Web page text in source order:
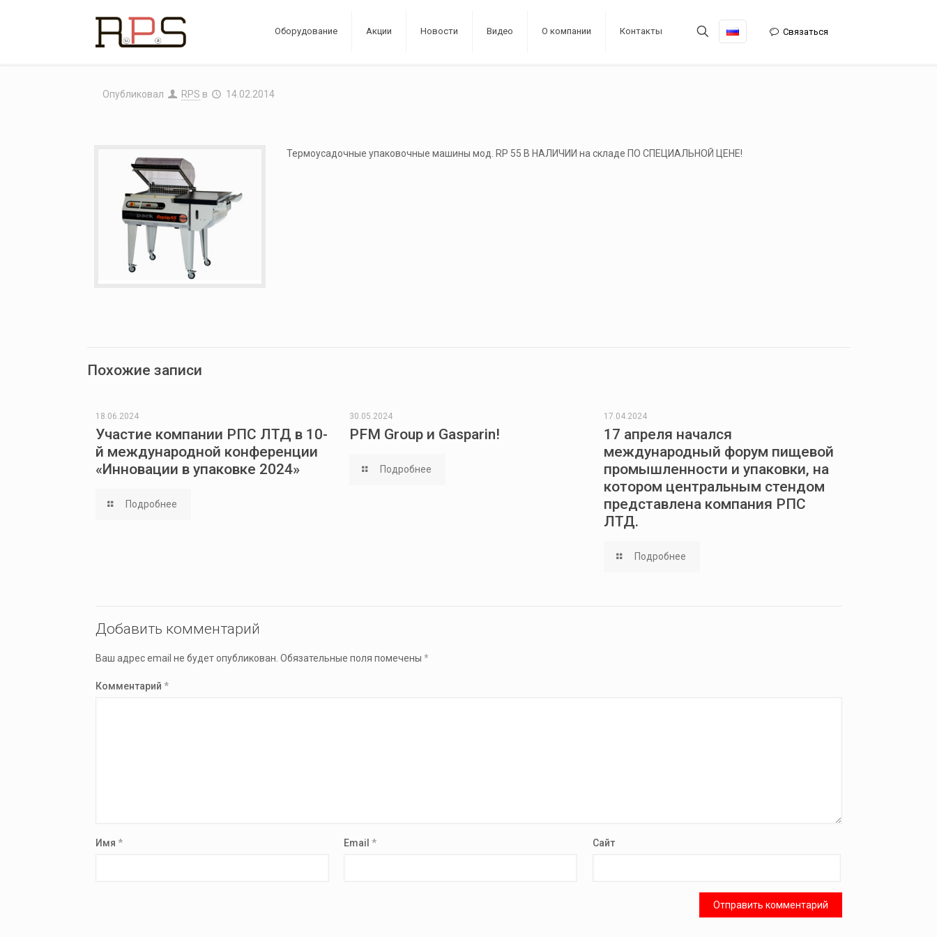
Оборудование Акции Новости Видео О компании Контакты Связаться
Опубликовал RPS в 14.02.2014
Термоусадочные упаковочные машины мод. RP 55 В НАЛИЧИИ на складе ПО СПЕЦИАЛЬНОЙ ЦЕНЕ!
Похожие записи
18.06.2024
Участие компании РПС ЛТД в 10-
й международной конференции
«Инновации в упаковке 2024»
Подробнее
30.05.2024
PFM Group и Gasparin!
Подробнее
17.04.2024
17 апреля начался
международный форум пищевой
промышленности и упаковки, на
котором центральным стендом
представлена компания РПС
ЛТД.
Подробнее
Добавить комментарий
Ваш адрес email не будет опубликован. Обязательные поля помечены *
Комментарий *
Имя * Email* Сайт